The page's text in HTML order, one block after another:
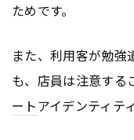
ためです。
また、利用客が勉強
も、店員は注意する
ートアイデンティテ